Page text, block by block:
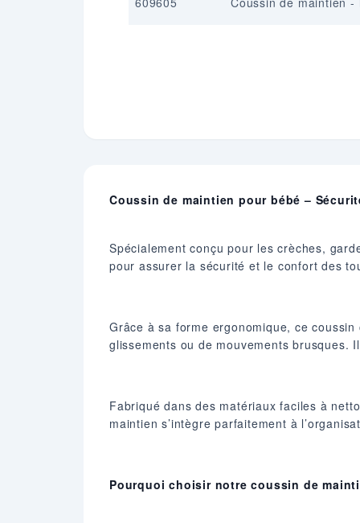
Coussin de maintien pour bébé –
Spécialement conçu pour les crèches,
pour assurer la sécurité et le confort des
Grâce à sa forme ergonomique, ce
glissements ou de mouvements brusques.
Fabriqué dans des matériaux faciles à
maintien s’intègre parfaitement à
Pourquoi choisir notre coussin de